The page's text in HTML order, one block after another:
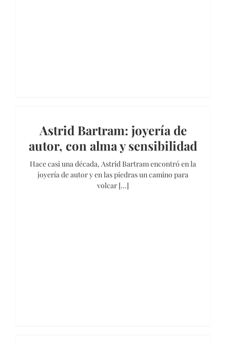
Astrid Bartram: joyería de
autor, con alma y sensibilidad
Hace casi una década, Astrid Bartram encontró en la
joyería de autor y en las piedras un camino para
volcar [...]